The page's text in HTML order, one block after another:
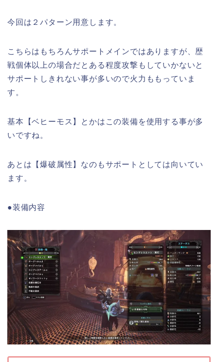
今回は２パターン用意します。
こちらはもちろんサポートメインではありますが、歴
戦個体以上の場合だとある程度攻撃もしていかないと
サポートしきれない事が多いので火力ももっていま
す。
基本【ベヒーモス】とかはこの装備を使用する事が多
いですね。
あとは【爆破属性】なのもサポートとしては向いてい
ます。
●装備内容